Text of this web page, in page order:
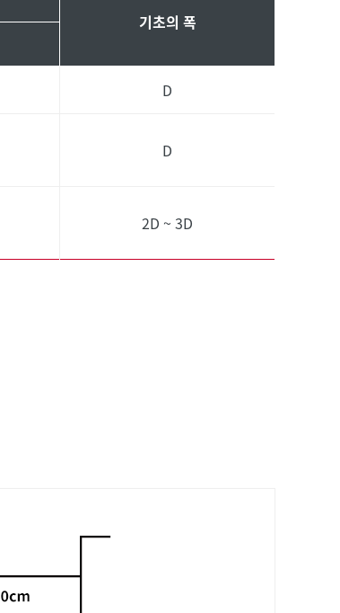
기초의 폭
D
D
2D ~ 3D